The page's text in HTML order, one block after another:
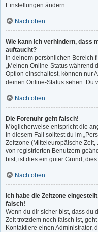
Einstellungen ändern.
Nach oben
Wie kann ich verhindern, dass
auftaucht?
In deinem persönlichen Bereich
„Meinen Online-Status während
Option einschaltest, können nur
deinen Online-Status sehen. Du
Nach oben
Die Forenuhr geht falsch!
Möglicherweise entspricht die
In diesem Fall solltest du im
Zeitzone (Mitteleuropäische
von registrierten Benutzern
bist, ist dies ein guter Grund,
Nach oben
Ich habe die Zeitzone
falsch!
Wenn du dir sicher bist, dass du
Zeit trotzdem noch falsch ist,
Kontaktiere einen Administrator,